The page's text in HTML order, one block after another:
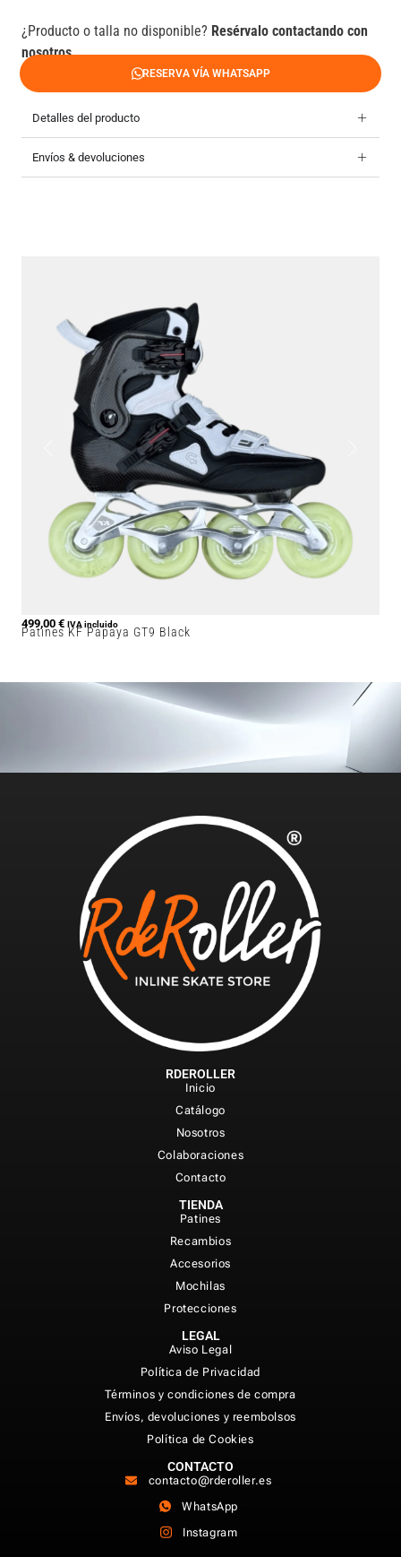
¿Producto o talla no disponible? Resérvalo contactando con
nosotros.
RESERVA VÍA WHATSAPP
Detalles del producto
Envíos & devoluciones
499,00 € IVA incluido
Patines KF Papaya GT9 Black
RDEROLLER
Inicio
Catálogo
Nosotros
Colaboraciones
Contacto
TIENDA
Patines
Recambios
Accesorios
Mochilas
Protecciones
LEGAL
Aviso Legal
Política de Privacidad
Términos y condiciones de compra
Envíos, devoluciones y reembolsos
Política de Cookies
CONTACTO
contacto@rderoller.es
WhatsApp
Instagram